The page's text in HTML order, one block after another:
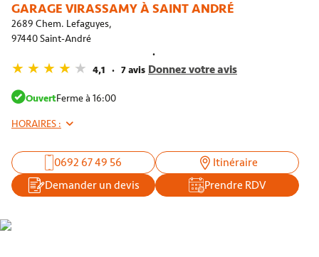
GARAGE VIRASSAMY À SAINT ANDRÉ
2689 Chem. Lefaguyes,
97440 Saint-André
4,1 7 avis Donnez votre avis
OuvertFerme à 16:00
HORAIRES :
0692 67 49 56
Itinéraire
Demander un devis
Prendre RDV